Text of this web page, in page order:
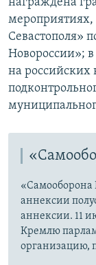
награждена
Севастополя»
Новороссии»; в
на российских
«Самооборона
аннексии
аннексии. 11
Кремлю
организацию,